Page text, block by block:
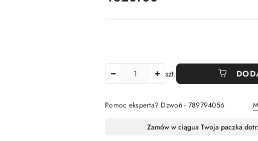
szt.
Pomoc eksperta? Dzwoń - 789794056
Dostępność
Zamów w ciągua Twoja paczka